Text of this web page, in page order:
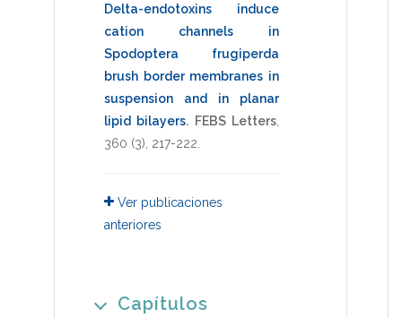
Delta-endotoxins induce
cation channels in
Spodoptera frugiperda
brush border membranes in
suspension and in planar
lipid bilayers. FEBS Letters
360 (3), 217-222
Ver publicaciones
anteriores
Capítulos